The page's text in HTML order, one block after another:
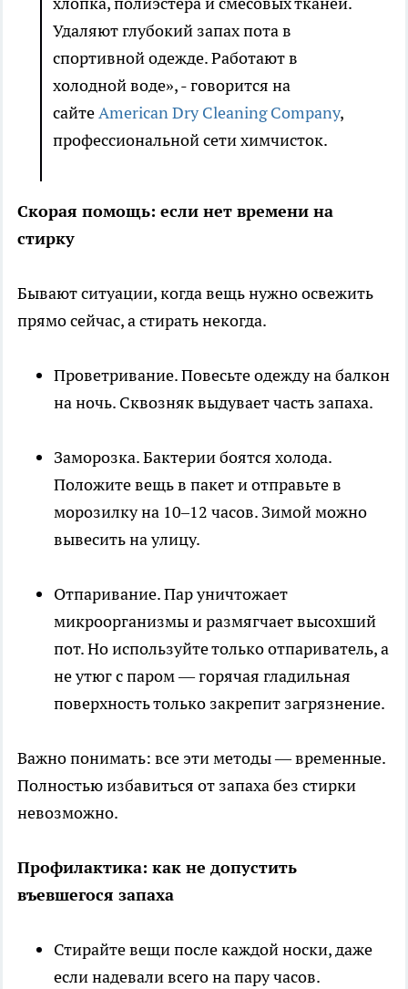
Удаляют глубокий запах пота в
спортивной одежде. Работают в
холодной воде», - говорится на
сайтеAmerican Dry Cleaning Company,
профессиональной сети химчисток.
Скорая помощь: если нет времени на
стирку
Бывают ситуации, когда вещь нужно освежить
прямо сейчас, а стирать некогда.
Проветривание. Повесьте одежду на балкон
на ночь. Сквозняк выдувает часть запаха.
Заморозка. Бактерии боятся холода.
Положите вещь в пакет и отправьте в
морозилку на 10–12 часов. Зимой можно
вывесить на улицу.
Отпаривание. Пар уничтожает
микроорганизмы и размягчает высохший
пот. Но используйте только отпариватель, а
не утюг с паром — горячая гладильная
поверхность только закрепит загрязнение.
Важно понимать: все эти методы — временные.
Полностью избавиться от запаха без стирки
невозможно.
Профилактика: как не допустить
въевшегося запаха
Стирайте вещи после каждой носки, даже
если надевали всего на пару часов.